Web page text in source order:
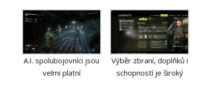
A.I. spolubojovníci jsou
velmi platní
Výběr zbraní, doplňků i
schopností je široký